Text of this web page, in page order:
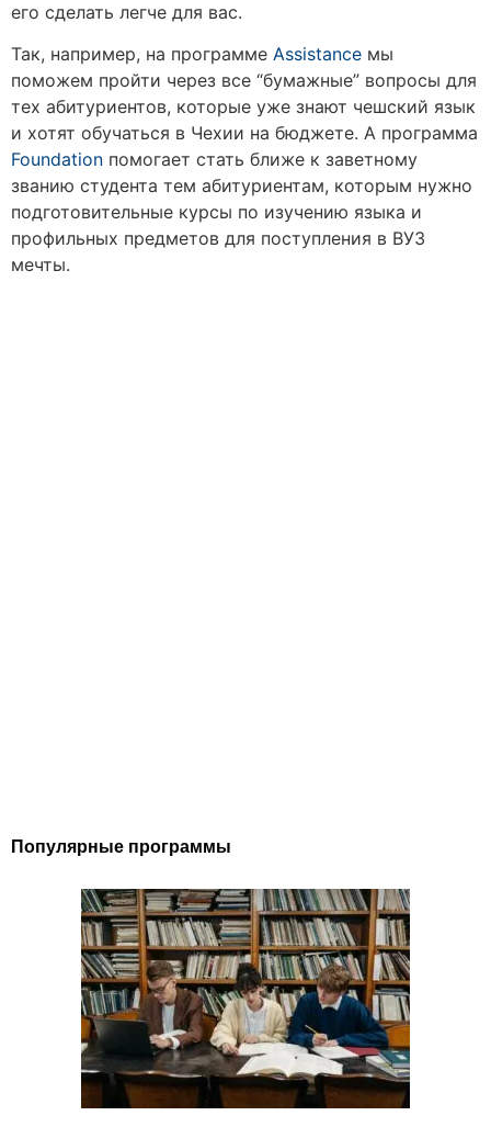
его сделать легче для вас.
Так, например, на программе Assistance мы
поможем пройти через все “бумажные” вопросы для
тех абитуриентов, которые уже знают чешский язык
и хотят обучаться в Чехии на бюджете. А программа
Foundation помогает стать ближе к заветному
званию студента тем абитуриентам, которым нужно
подготовительные курсы по изучению языка и
профильных предметов для поступления в ВУЗ
мечты.
Популярные программы